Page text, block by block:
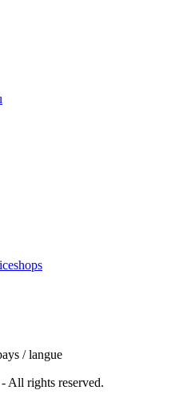
/ langue
- All rights reserved.